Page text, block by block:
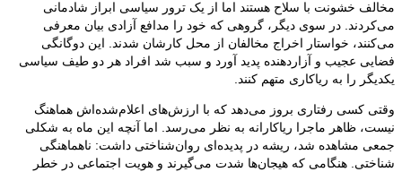
مخالف خشونت با سلاح هستند اما از یک ترور سیاسی ابراز شادمانی
می‌کردند. در سوی دیگر، گروهی که خود را مدافع آزادی بیان معرفی
می‌کنند، خواستار اخراج مخالفان از محل کارشان شدند. این دوگانگی
فضایی عجیب و آزاردهنده پدید آورد و سبب شد افراد هر دو طیف سیاسی
یکدیگر را به ریاکاری متهم کنند.
وقتی کسی رفتاری بروز می‌دهد که با ارزش‌های اعلام‌شده‌اش هماهنگ
نیست، ظاهر ماجرا ریاکارانه به نظر می‌رسد. اما آنچه این ماه به شکلی
جمعی مشاهده شد، ریشه در پدیده‌ای روان‌شناختی داشت: ناهماهنگی
شناختی. هنگامی که هیجان‌ها شدت می‌گیرند و هویت اجتماعی در خطر